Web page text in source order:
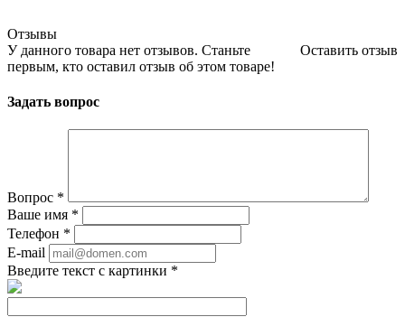
Отзывы
Оставить отзыв
У данного товара нет отзывов. Станьте
первым, кто оставил отзыв об этом товаре!
Задать вопрос
Вопрос *
Ваше имя *
Телефон *
E-mail
Введите текст с картинки *